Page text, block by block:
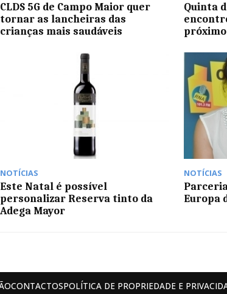
CLDS 5G de Campo Maior quer
tornar as lancheiras das
crianças mais saudáveis
Quinta
NOTÍCIAS
Este Natal é possível
personalizar Reserva tinto da
Adega Mayor
NOTÍCIAS
Europa
CONTACTOSPOLÍTICA DE PROPRIEDADE E